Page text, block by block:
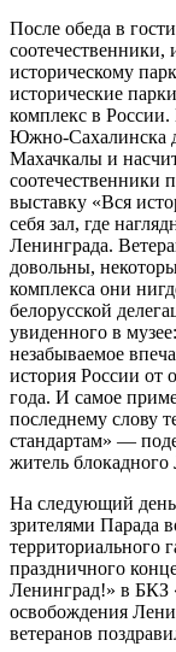
После обеда в
соотечественники,
историческому
исторические
комплекс в России.
Южно-Сахалинска
Махачкалы и
соотечественники
выставку «Вся
себя зал, где
Ленинграда.
довольны,
комплекса они
белорусской
увиденного в
незабываемое
история России от
года. И самое
последнему слову
стандартам» —
житель
На следующий день
зрителями Парада
территориального
праздничного
Ленинград!» в БКЗ
освобождения
ветеранов